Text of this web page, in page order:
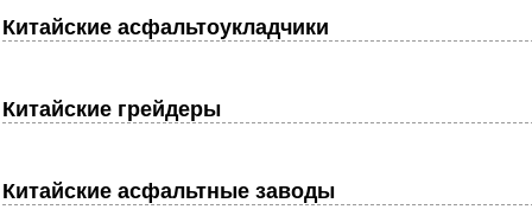
Китайские асфальтоукладчики
Китайские грейдеры
Китайские асфальтные заводы